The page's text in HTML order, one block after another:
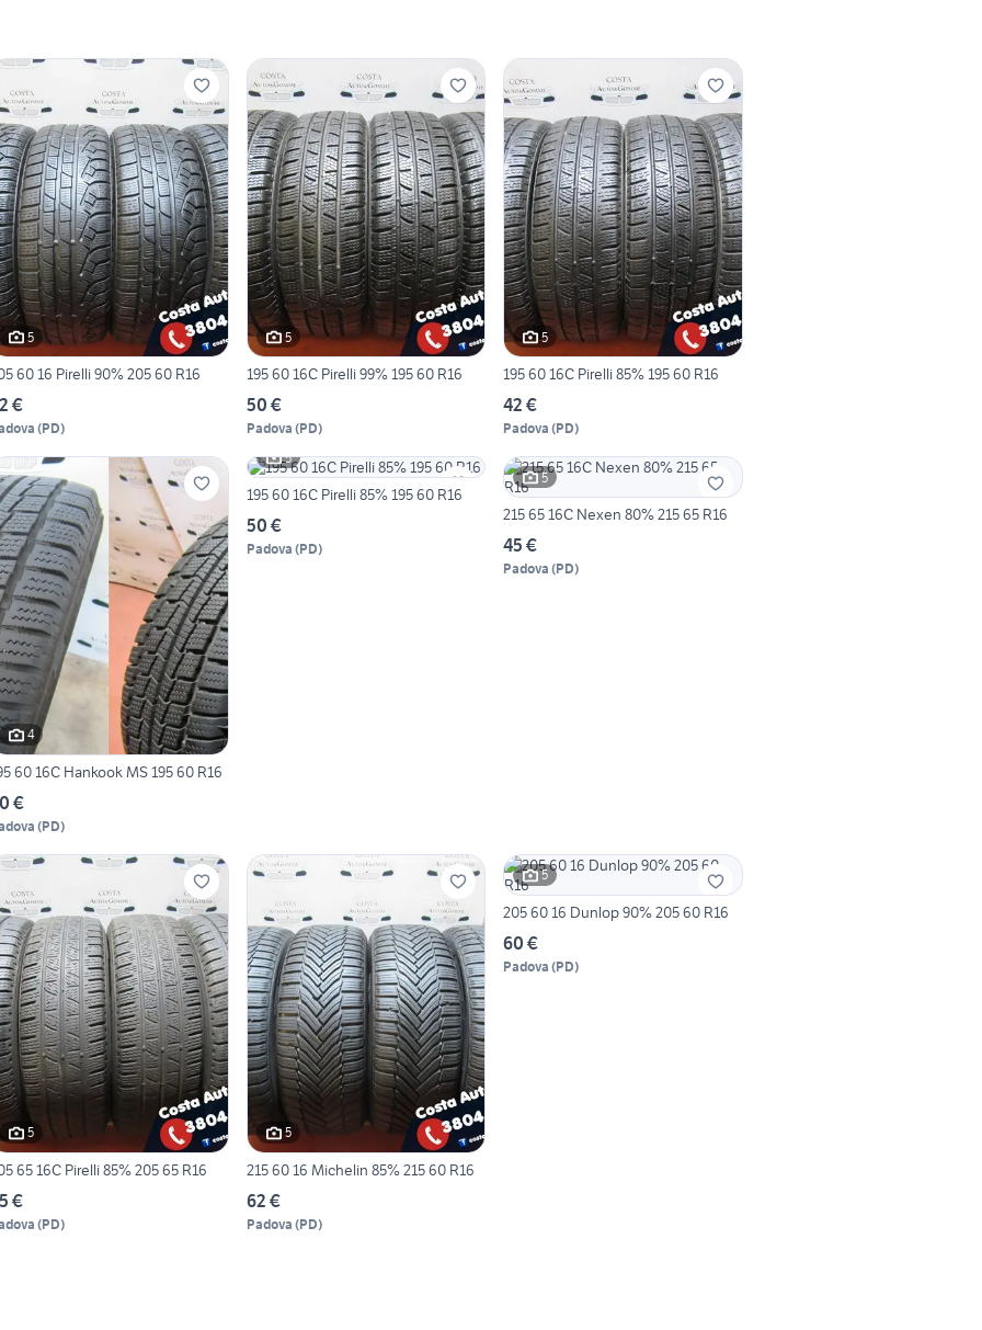
5
205 60 16 Pirelli 90% 205 60 R16
€
(PD)
5
195 60 16C Pirelli 99% 195 60 R16
50 €
Padova (PD)
5
195 60 16C Pirelli 85% 195 60 R16
42 €
Padova (PD)
4
195 60 16C Hankook MS 195 60 R16
€
(PD)
5
195 60 16C Pirelli 85% 195 60 R16
50 €
Padova (PD)
5
215 65 16C Nexen 80% 215 65 R16
45 €
Padova (PD)
5
205 65 16C Pirelli 85% 205 65 R16
€
(PD)
5
215 60 16 Michelin 85% 215 60 R16
62 €
Padova (PD)
5
205 60 16 Dunlop 90% 205 60 R16
60 €
Padova (PD)